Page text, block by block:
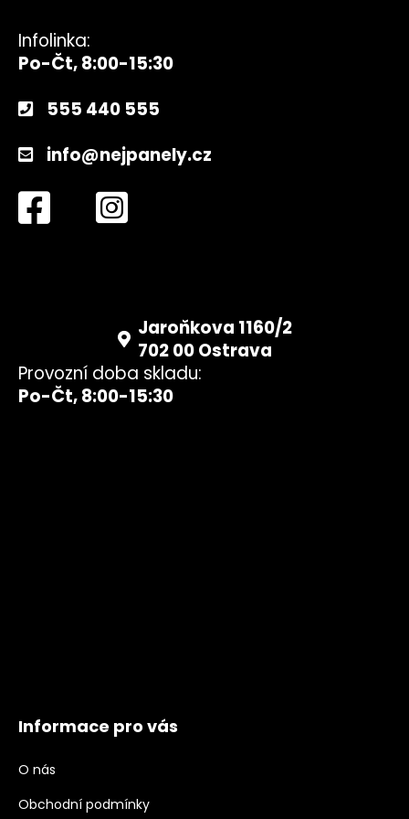
Infolinka:
Po-Čt, 8:00-15:30
555 440 555
info@nejpanely.cz
Jaroňkova 1160/2
702 00 Ostrava
Provozní doba skladu:
Po-Čt, 8:00-15:30
Informace pro vás
O nás
Obchodní podmínky